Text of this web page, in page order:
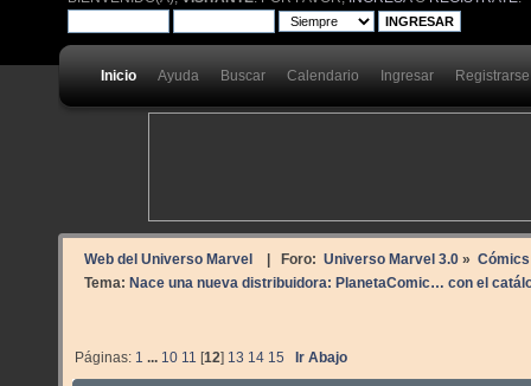
Inicio Ayuda Buscar Calendario Ingresar Registrarse
Web del Universo Marvel | Foro: Universo Marvel 3.0» Cómics
Tema: Nace una nueva distribuidora: PlanetaComic… con el
Páginas: 1 ... 10 11 [12] 13 14 15 Ir Abajo